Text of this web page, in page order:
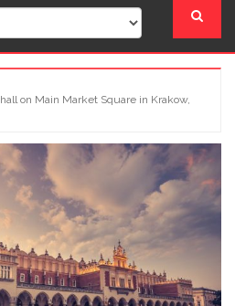
on Main Market Square in Krakow,